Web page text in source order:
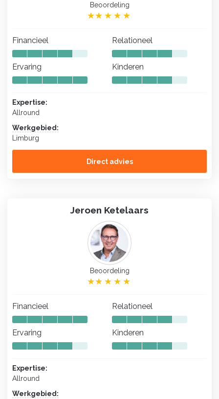
Beoordeling
Financieel Relationeel
Ervaring Kinderen
Expertise:
Allround
Werkgebied:
Limburg
Direct advies
Jeroen Ketelaars
Beoordeling
Financieel Relationeel
Ervaring Kinderen
Expertise:
Allround
Werkgebied: